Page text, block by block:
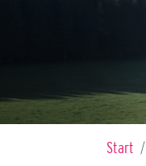
Sie sind hier:
Start